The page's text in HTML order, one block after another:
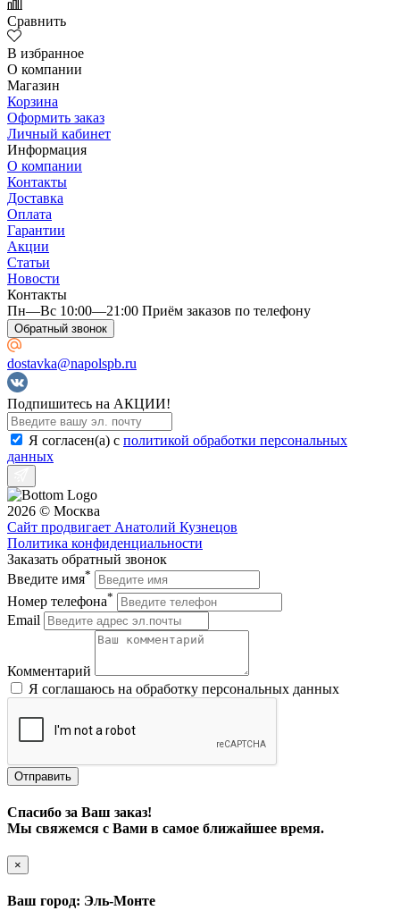
Сравнить
В избранное
О компании
Магазин
Корзина
Оформить заказ
Личный кабинет
Информация
О компании
Контакты
Доставка
Оплата
Гарантии
Акции
Статьи
Новости
Контакты
Пн—Вс 10:00—21:00 Приём заказов по телефону
Обратный звонок
dostavka@napolspb.ru
Подпишитесь на АКЦИИ!
Я согласен(a) с политикой обработки персональных
данных
2026 © Москва
Сайт продвигает Анатолий Кузнецов
Политика конфиденциальности
Заказать обратный звонок
Введите имя*
Номер телефона*
Email
Комментарий
Я соглашаюсь на обработку персональных данных
Отправить
Спасибо за Ваш заказ!
Мы свяжемся с Вами в самое ближайшее время.
×
Ваш город: Эль-Монте